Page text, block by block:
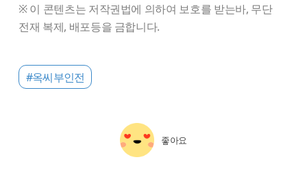
※ 이 콘텐츠는 저작권법에 의하여 보호를 받는바, 무단
전재 복제, 배포등을 금합니다.
#옥씨부인전
좋아요